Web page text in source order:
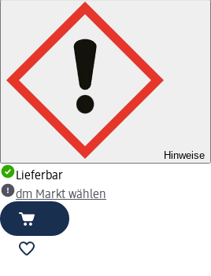
Hinweise
Lieferbar
dm Markt wählen